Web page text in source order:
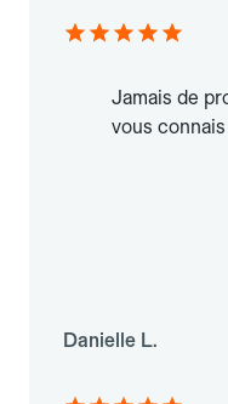
Jamais de
vous
Danielle L.